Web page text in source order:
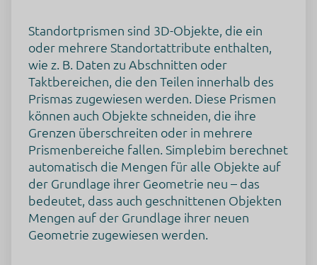
Standortprismen sind 3D-Objekte, die ein
oder mehrere Standortattribute enthalten,
wie z. B. Daten zu Abschnitten oder
Taktbereichen, die den Teilen innerhalb des
Prismas zugewiesen werden. Diese Prismen
können auch Objekte schneiden, die ihre
Grenzen überschreiten oder in mehrere
Prismenbereiche fallen. Simplebim berechnet
automatisch die Mengen für alle Objekte auf
der Grundlage ihrer Geometrie neu – das
bedeutet, dass auch geschnittenen Objekten
Mengen auf der Grundlage ihrer neuen
Geometrie zugewiesen werden.